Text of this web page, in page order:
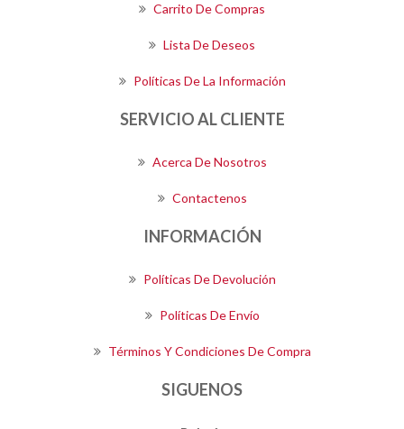
Carrito De Compras
Lista De Deseos
Políticas De La Información
SERVICIO AL CLIENTE
Acerca De Nosotros
Contactenos
INFORMACIÓN
Políticas De Devolución
Políticas De Envío
Términos Y Condiciones De Compra
SIGUENOS